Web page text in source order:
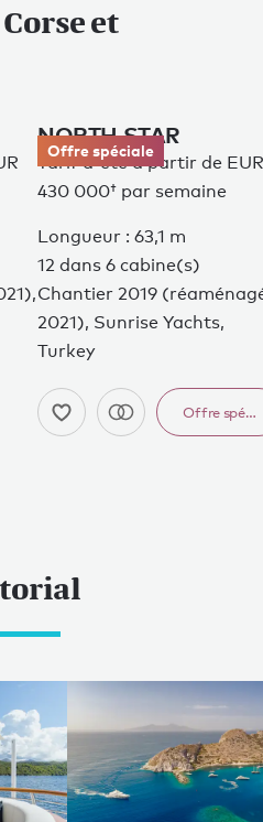
et
Offre spéciale
NORTH STAR
Tarif d'été à partir de EUR
430 000† par semaine
Longueur : 63,1 m
12 dans 6 cabine(s)
Chantier 2019
2021), Sunrise Yachts,
Turkey
Offre